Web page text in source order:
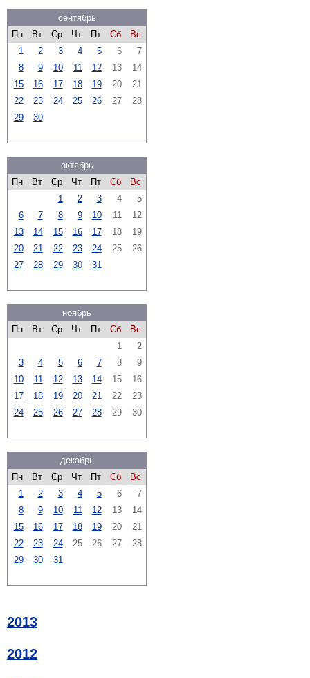
сентябрь
Пн
Вт Ср Чт Пт Сб
Вс
1
2 3 4 5 6
7
8
9 10 11 12 13
14
15
16 17 18 19 20
21
22
23 24 25 26 27
28
29
30
октябрь
Пн
Вт Ср Чт Пт Сб
Вс
1
2 3 4
5
6
7 8 9 10 11
12
13
14 15 16 17 18
19
20
21 22 23 24 25
26
27
28 29 30 31
ноябрь
Пн
Вт Ср Чт Пт Сб
Вс
1
2
3
4 5 6 7 8
9
10
11 12 13 14 15
16
17
18 19 20 21 22
23
24
25 26 27 28 29 30
декабрь
Пн
Вт Ср Чт Пт Сб
Вс
1
2 3 4 5 6
7
8
9 10 11 12 13
14
15
16 17 18 19 20
21
22
23 24 25 26 27
28
29
30 31
2013
2012